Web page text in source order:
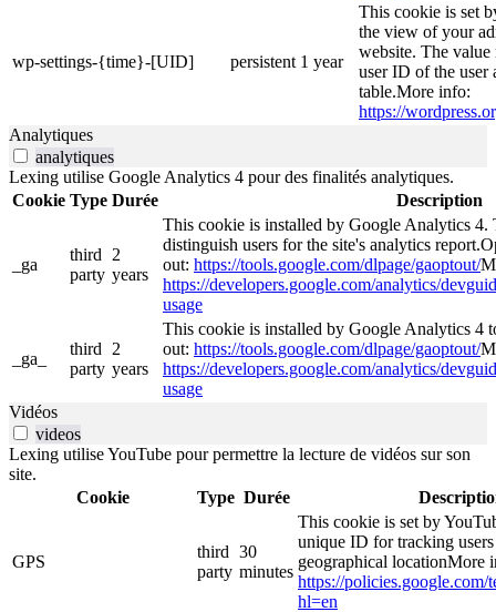
wp-settings-{time}-[UID] persistent 1 year
This cookie is set
the view of your
website. The
user ID of the user
table.More info:
https://
Analytiques
analytiques
Lexing utilise Google Analytics 4 pour des finalités analytiques.
Cookie Type Durée Description
_ga
third
party
2
years
This cookie is installed by Google Analytics 4.
distinguish users for the site's analytics
out: https://tools.google.com/dlpage/gaoptout/
https://developers.google.com/analytics/
usage
_ga_
third
party
2
years
This cookie is installed by Google Analytics 4
out: https://tools.google.com/dlpage/gaoptout/
https://developers.google.com/analytics/
usage
Vidéos
videos
Lexing utilise YouTube pour permettre la lecture de vidéos sur son
site.
Cookie
Type Durée
GPS
third
party
30
minutes
This cookie is set by
unique ID for tracking
geographical locationMore
https://policies.google.com/
hl=en